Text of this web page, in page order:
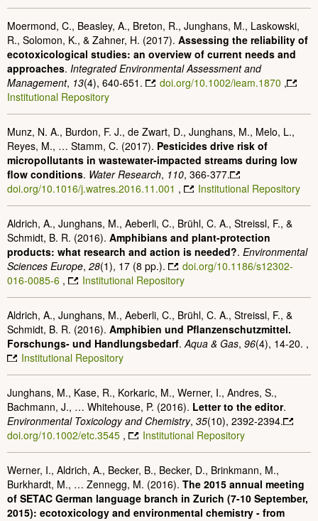
Moermond, C., Beasley, A., Breton, R., Junghans, M., Laskowski,
R., Solomon, K., & Zahner, H. (2017). Assessing the reliability of
ecotoxicological studies: an overview of current needs and
approaches. Integrated Environmental Assessment and
Management, 13(4), 640-651. doi.org/10.1002/ieam.1870 ,
Institutional Repository
Munz, N. A., Burdon, F. J., de Zwart, D., Junghans, M., Melo, L.,
Reyes, M., … Stamm, C. (2017). Pesticides drive risk of
micropollutants in wastewater-impacted streams during low
flow conditions. Water Research, 110, 366-377.
doi.org/10.1016/j.watres.2016.11.001 , Institutional Repository
Aldrich, A., Junghans, M., Aeberli, C., Brühl, C. A., Streissl, F., &
Schmidt, B. R. (2016). Amphibians and plant-protection
products: what research and action is needed?. Environmental
Sciences Europe, 28(1), 17 (8 pp.).
doi.org/10.1186/s12302-
016-0085-6 , Institutional Repository
Aldrich, A., Junghans, M., Aeberli, C., Brühl, C. A., Streissl, F., &
Schmidt, B. R. (2016). Amphibien und Pflanzenschutzmittel.
Forschungs- und Handlungsbedarf.Aqua & Gas, 96(4), 14-20. ,
Institutional Repository
Junghans, M., Kase, R., Korkaric, M., Werner, I., Andres, S.,
Bachmann, J., … Whitehouse, P. (2016). Letter to the editor.
Environmental Toxicology and Chemistry, 35(10), 2392-2394.
doi.org/10.1002/etc.3545 , Institutional Repository
Werner, I., Aldrich, A., Becker, B., Becker, D., Brinkmann, M.,
Burkhardt, M., … Zennegg, M. (2016). The 2015 annual meeting
of SETAC German language branch in Zurich (7-10 September,
2015): ecotoxicology and environmental chemistry - from